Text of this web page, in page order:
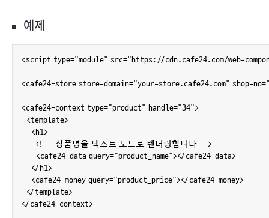
예제
<script type="module" src="https://cdn.cafe24.com/web-
<cafe24-store store-domain="your-store.cafe24.com" shop-
<cafe24-context type="product" handle="34">
  <template>
    <h1>
      <!-- 상품명을 텍스트 노드로 렌더링합니다 -->
      <cafe24-data query="product_name"></cafe24-data>
    </h1>
    <cafe24-money query="product_price"></cafe24-money>
  </template>
</cafe24-context>